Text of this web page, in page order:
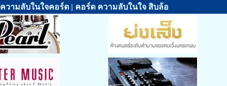
ความลับในใจคอร์ด | คอร์ด ความลับในใจ สิบล้อ